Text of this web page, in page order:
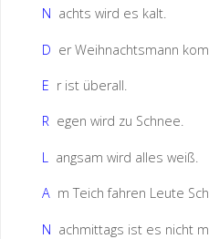
N achts wird es kalt.
D er Weihnachtsmann
E r ist überall.
Regen wird zu Schnee.
L angsam wird alles weiß.
Am Teich fahren Leute
N achmittags ist es nicht